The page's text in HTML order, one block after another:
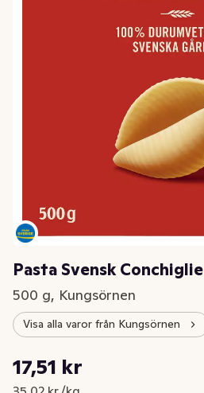
Pasta Svensk Conchiglie
500 g, Kungsörnen
Visa alla varor från Kungsörnen
Nuvarande pris är: 17,51 kr
17,51 kr
Styckpris: 35,02 kr /kg